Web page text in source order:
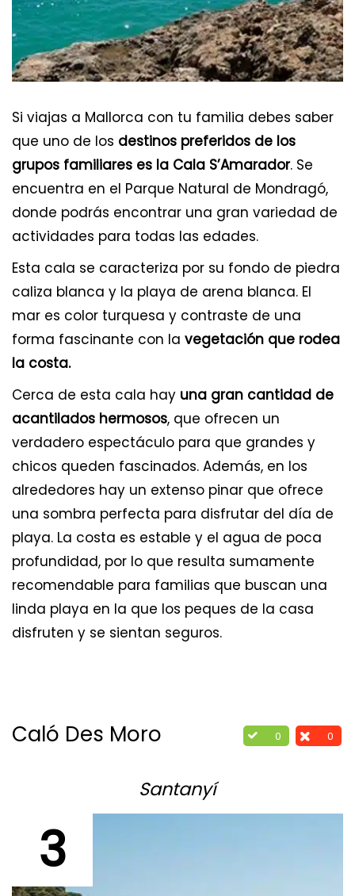
Si viajas a Mallorca con tu familia debes saber
que uno de los destinos preferidos de los
grupos familiares es la Cala S’Amarador. Se
encuentra en el Parque Natural de Mondragó,
donde podrás encontrar una gran variedad de
actividades para todas las edades.
Esta cala se caracteriza por su fondo de piedra
caliza blanca y la playa de arena blanca. El
mar es color turquesa y contraste de una
forma fascinante con la vegetación que rodea
la costa.
Cerca de esta cala hay una gran cantidad de
acantilados hermosos, que ofrecen un
verdadero espectáculo para que grandes y
chicos queden fascinados. Además, en los
alrededores hay un extenso pinar que ofrece
una sombra perfecta para disfrutar del día de
playa. La costa es estable y el agua de poca
profundidad, por lo que resulta sumamente
recomendable para familias que buscan una
linda playa en la que los peques de la casa
disfruten y se sientan seguros.
0 0
Caló Des Moro
Santanyí
3